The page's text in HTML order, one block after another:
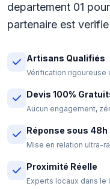
departement 01
partenaire est
Artisans Qualifiés
Vérification rigoureuse
Devis 100%
Aucun engagement,
Réponse sous 48h
Mise en relation ultra-
Proximité Réelle
Experts locaux dans le